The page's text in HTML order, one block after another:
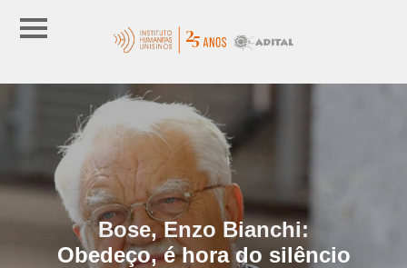
Bose, Enzo Bianchi:
Obedeço, é hora do silêncio